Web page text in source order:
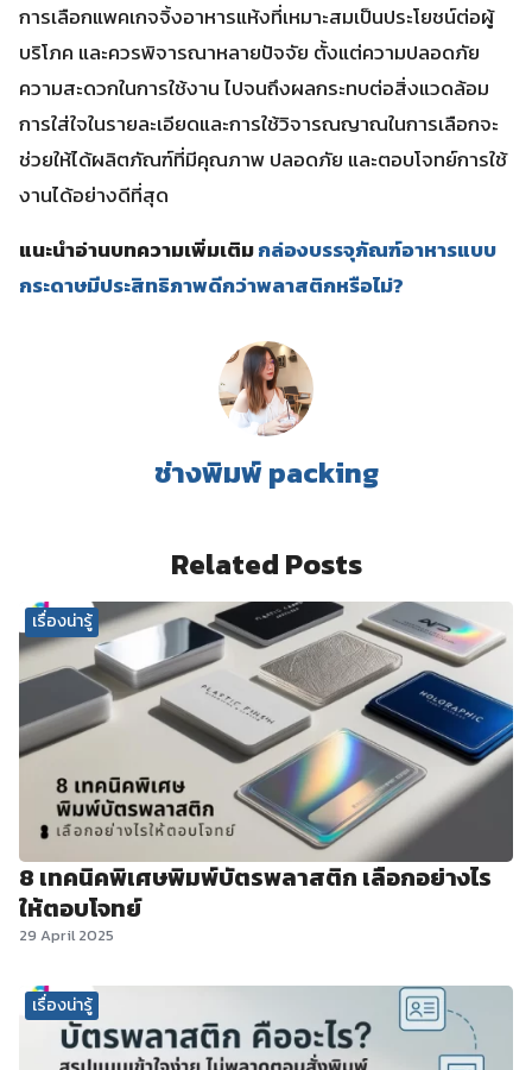
การเลือกแพคเกจจิ้งอาหารแห้งที่เหมาะสมเป็นประโยชน์ต่อผู้
บริโภค และควรพิจารณาหลายปัจจัย ตั้งแต่ความปลอดภัย
ความสะดวกในการใช้งาน ไปจนถึงผลกระทบต่อสิ่งแวดล้อม
การใส่ใจในรายละเอียดและการใช้วิจารณญาณในการเลือกจะ
ช่วยให้ได้ผลิตภัณฑ์ที่มีคุณภาพ ปลอดภัย และตอบโจทย์การใช้
งานได้อย่างดีที่สุด
แนะนำอ่านบทความเพิ่มเติมกล่องบรรจุภัณฑ์อาหารแบบ
กระดาษมีประสิทธิภาพดีกว่าพลาสติกหรือไม่?
ช่างพิมพ์ packing
Related Posts
เรื่องน่ารู้
8 เทคนิคพิเศษพิมพ์บัตรพลาสติก เลือกอย่างไร
ให้ตอบโจทย์
29 April 2025
เรื่องน่ารู้